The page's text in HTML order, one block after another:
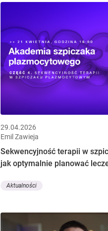
29.04.2026
Emil Zawieja
Sekwencyjność terapii w
jak optymalnie planować
Aktualności